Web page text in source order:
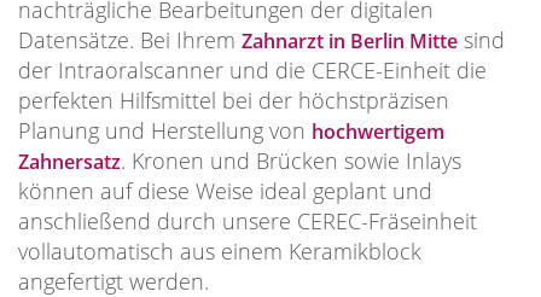
nachträgliche Bearbeitungen der digitalen
Datensätze. Bei Ihrem Zahnarzt in Berlin Mitte sind
der Intraoralscanner und die CERCE-Einheit die
perfekten Hilfsmittel bei der höchstpräzisen
Planung und Herstellung von hochwertigem
Zahnersatz. Kronen und Brücken sowie Inlays
können auf diese Weise ideal geplant und
anschließend durch unsere CEREC-Fräseinheit
vollautomatisch aus einem Keramikblock
angefertigt werden.